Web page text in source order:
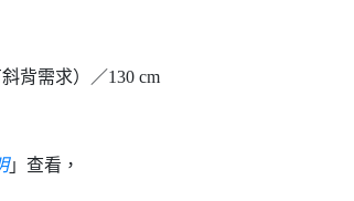
背需求）／130 cm
」查看，